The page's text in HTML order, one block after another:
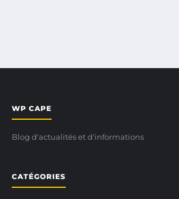
WP CAPE
Blog d'actualités et d'informations
CATÉGORIES